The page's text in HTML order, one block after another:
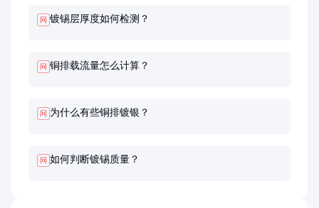
问 镀锡层厚度如何检测？
问 铜排载流量怎么计算？
问 为什么有些铜排镀银？
问 如何判断镀锡质量？